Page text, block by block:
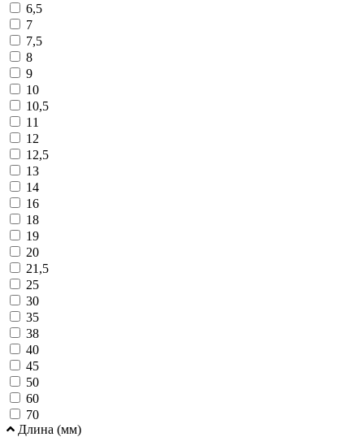
6,5
7
7,5
8
9
10
10,5
11
12
12,5
13
14
16
18
19
20
21,5
25
30
35
38
40
45
50
60
70
Длина (мм)